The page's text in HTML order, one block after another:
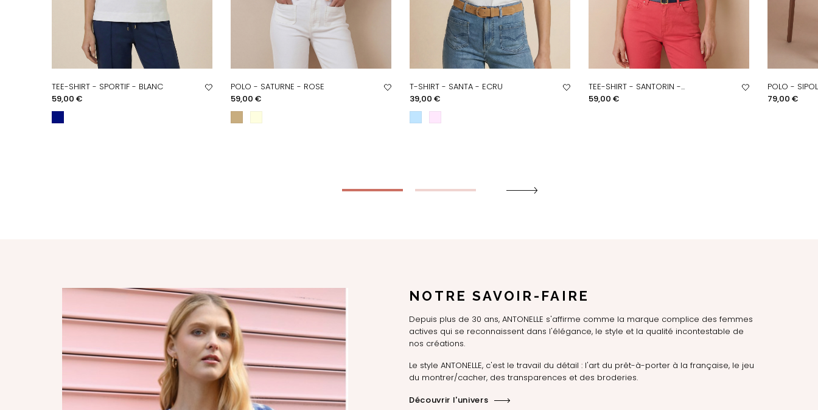
TEE-SHIRT - SPORTIF - BLANC
Prix
59,00 €
POLO - SATURNE - ROSE
Prix
59,00 €
T-SHIRT - SANTA - ECRU
Prix
39,00 €
TEE-SHIRT - SANTORIN -...
Prix
59,00 €
POLO -
Prix
79,00 €
NOTRE SAVOIR-FAIRE
Depuis plus de 30 ans, ANTONELLE s'affirme comme la marque complice des femmes
actives qui se reconnaissent dans l'élégance, le style et la qualité incontestable de
nos créations.
Le style ANTONELLE, c'est le travail du détail : l'art du prêt-à-porter à la française, le jeu
du montrer/cacher, des transparences et des broderies.
Découvrir l'univers